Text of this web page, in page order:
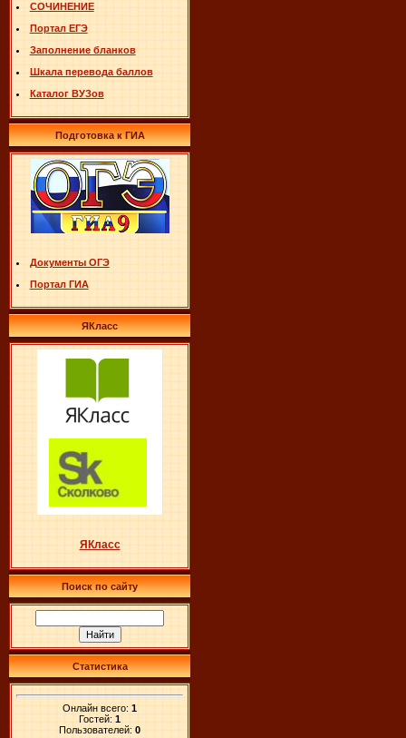
СОЧИНЕНИЕ
Портал ЕГЭ
Заполнение бланков
Шкала перевода баллов
Каталог ВУЗов
Подготовка к ГИА
Документы ОГЭ
Портал ГИА
ЯКласс
ЯКласс
Поиск по сайту
Статистика
Онлайн всего: 1
Гостей: 1
Пользователей: 0